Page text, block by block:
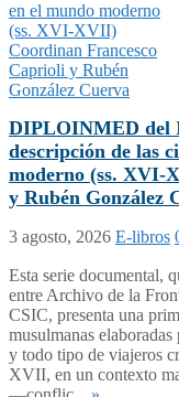
DIPLOINMED del
descripción de las
moderno (ss. XVI-
y Rubén González
3 agosto, 2026 E-libros
Esta serie documental,
entre Archivo de la
CSIC, presenta una
musulmanas
y todo tipo de viajeros
XVII, en un contexto